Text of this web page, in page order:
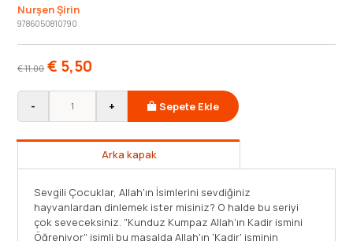
Nurşen Şirin
9786050810790
€11,00 € 5,50
- + Sepete Ekle
Arka kapak
Sevgili Çocuklar, Allah'ın İsimlerini sevdiğiniz
hayvanlardan dinlemek ister misiniz? O halde bu seriyi
çok seveceksiniz. "Kunduz Kumpaz Allah'ın Kadir ismini
Öğreniyor" isimli bu masalda Allah'ın 'Kadir' isminin